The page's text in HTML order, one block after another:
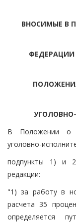
ВНОСИМЫЕ В
ФЕДЕРАЦИИ
В Положении о
уголовно-
подпункты 1) и
редакции:
"1) за работу в
расчета 35
определяется